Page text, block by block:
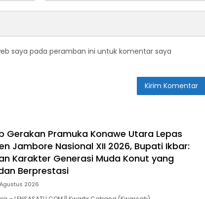
saya pada peramban ini untuk komentar saya
Gerakan Pramuka Konawe Utara Lepas
Jambore Nasional XII 2026, Bupati Ikbar:
Karakter Generasi Muda Konut yang
Berprestasi
2026